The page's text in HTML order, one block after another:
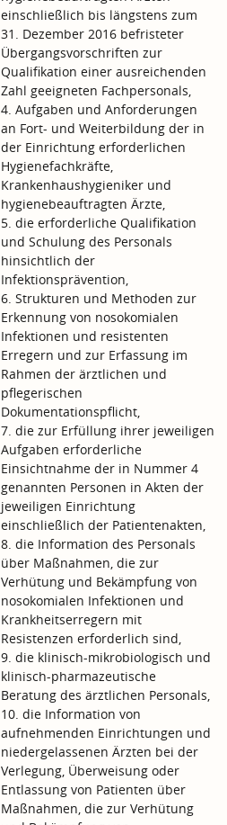
einschließlich bis längstens zum
31. Dezember 2016 befristeter
Übergangsvorschriften zur
Qualifikation einer ausreichenden
Zahl geeigneten Fachpersonals,
4. Aufgaben und Anforderungen
an Fort- und Weiterbildung der in
der Einrichtung erforderlichen
Hygienefachkräfte,
Krankenhaushygieniker und
hygienebeauftragten Ärzte,
5. die erforderliche Qualifikation
und Schulung des Personals
hinsichtlich der
Infektionsprävention,
6. Strukturen und Methoden zur
Erkennung von nosokomialen
Infektionen und resistenten
Erregern und zur Erfassung im
Rahmen der ärztlichen und
pflegerischen
Dokumentationspflicht,
7. die zur Erfüllung ihrer jeweiligen
Aufgaben erforderliche
Einsichtnahme der in Nummer 4
genannten Personen in Akten der
jeweiligen Einrichtung
einschließlich der Patientenakten,
8. die Information des Personals
über Maßnahmen, die zur
Verhütung und Bekämpfung von
nosokomialen Infektionen und
Krankheitserregern mit
Resistenzen erforderlich sind,
9. die klinisch-mikrobiologisch und
klinisch-pharmazeutische
Beratung des ärztlichen Personals,
10. die Information von
aufnehmenden Einrichtungen und
niedergelassenen Ärzten bei der
Verlegung, Überweisung oder
Entlassung von Patienten über
Maßnahmen, die zur Verhütung